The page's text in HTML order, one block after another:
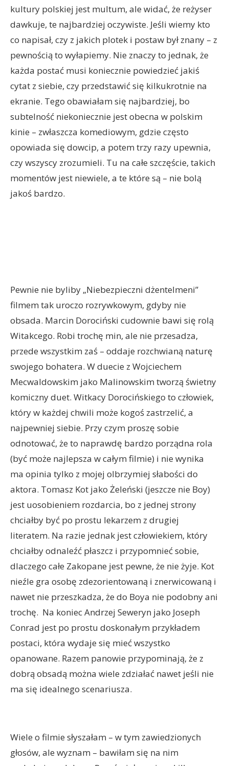
kultury polskiej jest multum, ale widać, że reżyser
dawkuje, te najbardziej oczywiste. Jeśli wiemy kto
co napisał, czy z jakich plotek i postaw był znany – z
pewnością to wyłapiemy. Nie znaczy to jednak, że
każda postać musi koniecznie powiedzieć jakiś
cytat z siebie, czy przedstawić się kilkukrotnie na
ekranie. Tego obawiałam się najbardziej, bo
subtelność niekoniecznie jest obecna w polskim
kinie – zwłaszcza komediowym, gdzie często
opowiada się dowcip, a potem trzy razy upewnia,
czy wszyscy zrozumieli. Tu na całe szczęście, takich
momentów jest niewiele, a te które są – nie bolą
jakoś bardzo.
Pewnie nie byliby „Niebezpieczni dżentelmeni”
filmem tak uroczo rozrywkowym, gdyby nie
obsada. Marcin Dorociński cudownie bawi się rolą
Witakcego. Robi trochę min, ale nie przesadza,
przede wszystkim zaś – oddaje rozchwianą naturę
swojego bohatera. W duecie z Wojciechem
Mecwaldowskim jako Malinowskim tworzą świetny
komiczny duet. Witkacy Dorocińskiego to człowiek,
który w każdej chwili może kogoś zastrzelić, a
najpewniej siebie. Przy czym proszę sobie
odnotować, że to naprawdę bardzo porządna rola
(być może najlepsza w całym filmie) i nie wynika
ma opinia tylko z mojej olbrzymiej słabości do
aktora. Tomasz Kot jako Żeleński (jeszcze nie Boy)
jest uosobieniem rozdarcia, bo z jednej strony
chciałby być po prostu lekarzem z drugiej
literatem. Na razie jednak jest człowiekiem, który
chciałby odnaleźć płaszcz i przypomnieć sobie,
dlaczego całe Zakopane jest pewne, że nie żyje. Kot
nieźle gra osobę zdezorientowaną i znerwicowaną i
nawet nie przeszkadza, że do Boya nie podobny ani
trochę. Na koniec Andrzej Seweryn jako Joseph
Conrad jest po prostu doskonałym przykładem
postaci, która wydaje się mieć wszystko
opanowane. Razem panowie przypominają, że z
dobrą obsadą można wiele zdziałać nawet jeśli nie
ma się idealnego scenariusza.
Wiele o filmie słyszałam – w tym zawiedzionych
głosów, ale wyznam – bawiłam się na nim